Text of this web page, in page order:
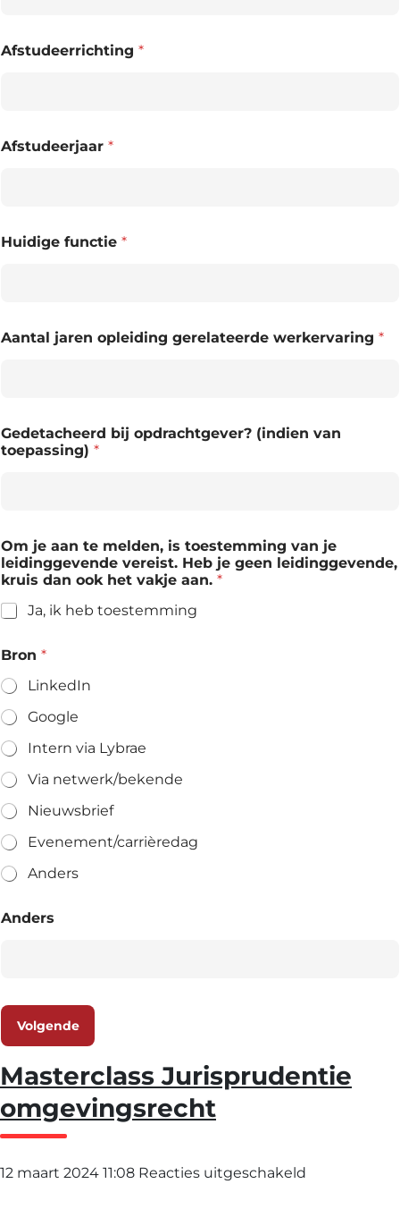
Afstudeerrichting *
Afstudeerjaar *
Huidige functie *
Aantal jaren opleiding gerelateerde werkervaring *
Gedetacheerd bij opdrachtgever? (indien van
toepassing) *
Om je aan te melden, is toestemming van je
leidinggevende vereist. Heb je geen leidinggevende,
kruis dan ook het vakje aan. *
Ja, ik heb toestemming
Bron *
LinkedIn
Google
Intern via Lybrae
Via netwerk/bekende
Nieuwsbrief
Evenement/carrièredag
Anders
Anders
Volgende
Masterclass Jurisprudentie
omgevingsrecht
12 maart 2024 11:08 Reacties uitgeschakeld